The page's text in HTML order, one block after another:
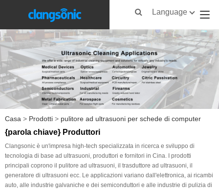
Language
Casa > Prodotti > pulitore ad ultrasuoni per schede di computer
{parola chiave} Produttori
Clangsonic è un'impresa high-tech specializzata in ricerca e sviluppo di
tecnologia di base ad ultrasuoni, produttori e fornitori in Cina. I prodotti
principali coprono il pulitore ad ultrasuoni, il trasduttore ad ultrasuoni, il
generatore di ultrasuoni ecc. Le applicazioni variano dall'elettronica, ai ricambi
auto, alle industrie galvaniche e dei semiconduttori e alle industrie di pulizia di